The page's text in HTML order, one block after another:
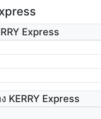
Express
KERRY Express